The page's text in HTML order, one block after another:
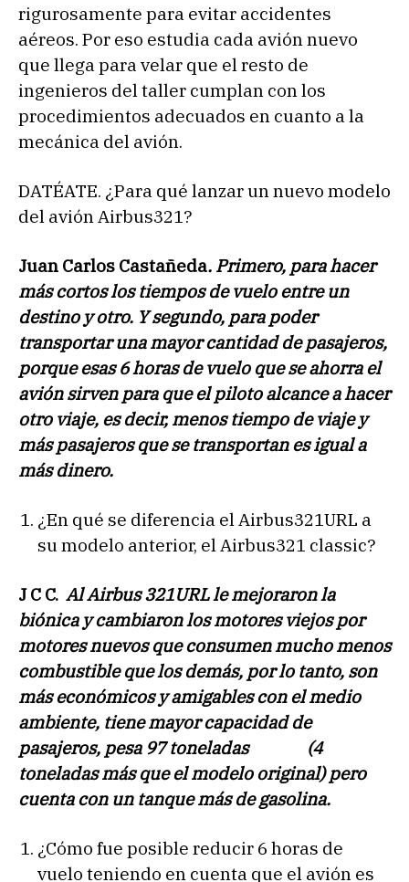
rigurosamente para evitar accidentes
aéreos. Por eso estudia cada avión nuevo
que llega para velar que el resto de
ingenieros del taller cumplan con los
procedimientos adecuados en cuanto a la
mecánica del avión.
DATÉATE. ¿Para qué lanzar un nuevo modelo
del avión Airbus321?
Juan Carlos Castañeda. Primero, para hacer
más cortos los tiempos de vuelo entre un
destino y otro. Y segundo, para poder
transportar una mayor cantidad de pasajeros,
porque esas 6 horas de vuelo que se ahorra el
avión sirven para que el piloto alcance a hacer
otro viaje, es decir, menos tiempo de viaje y
más pasajeros que se transportan es igual a
más dinero.
¿En qué se diferencia el Airbus321URL a
su modelo anterior, el Airbus321 classic?
J C C. Al Airbus 321URL le mejoraron la
biónica y cambiaron los motores viejos por
motores nuevos que consumen mucho menos
combustible que los demás, por lo tanto, son
más económicos y amigables con el medio
ambiente, tiene mayor capacidad de
pasajeros, pesa 97 toneladas (4
toneladas más que el modelo original) pero
cuenta con un tanque más de gasolina.
¿Cómo fue posible reducir 6 horas de
vuelo teniendo en cuenta que el avión es